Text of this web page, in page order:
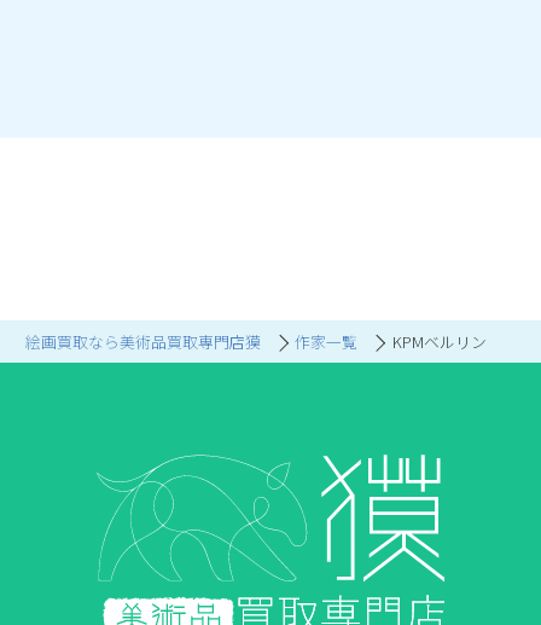
絵画買取なら美術品買取専門店獏 作家一覧 KPMベルリン